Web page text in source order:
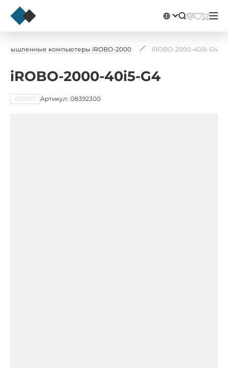
компьютеры iROBO-2000 iROBO-2000-40i5-G4
iROBO-2000-40i5-G4
iROBO Артикул: 08392300